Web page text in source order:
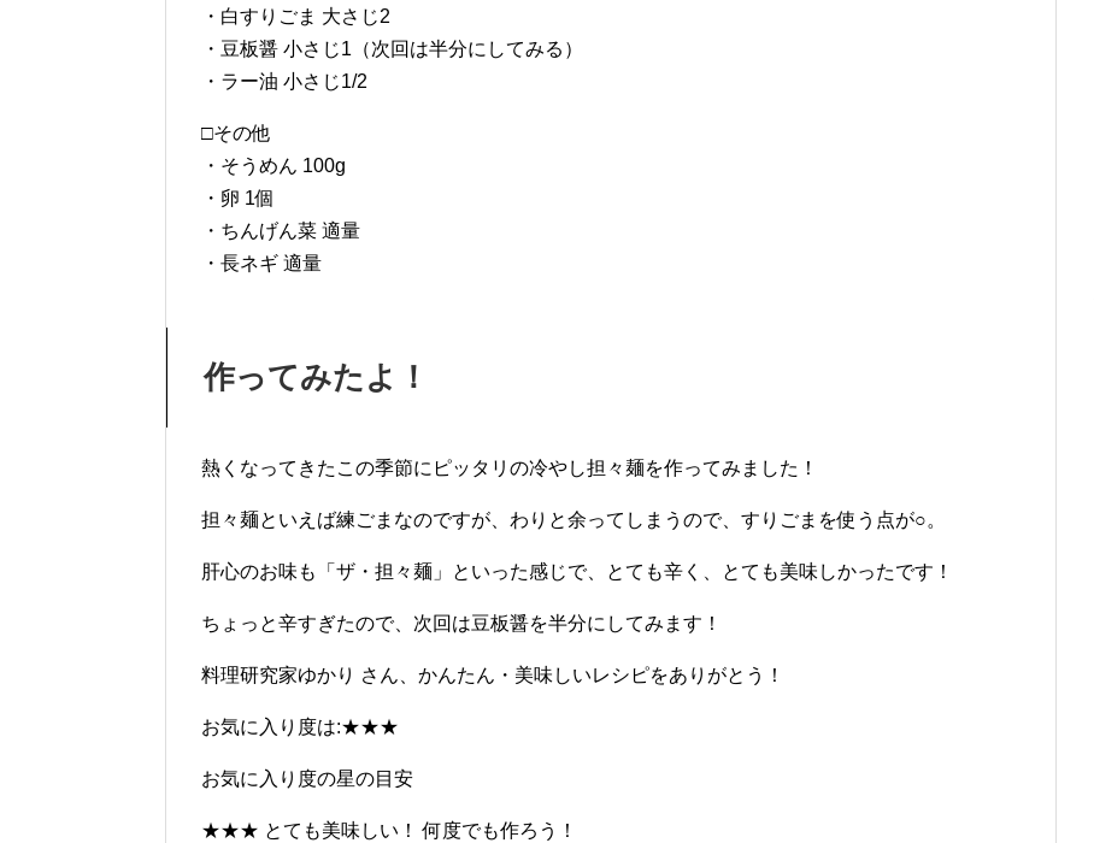
・白すりごま 大さじ2
・豆板醤 小さじ1（次回は半分にしてみる）
・ラー油 小さじ1/2
□その他
・そうめん 100g
・卵 1個
・ちんげん菜 適量
・長ネギ 適量
作ってみたよ！
熱くなってきたこの季節にピッタリの冷やし担々麺を作ってみました！
担々麺といえば練ごまなのですが、わりと余ってしまうので、すりごまを使う点が○。
肝心のお味も「ザ・担々麺」といった感じで、とても辛く、とても美味しかったです！
ちょっと辛すぎたので、次回は豆板醤を半分にしてみます！
料理研究家ゆかり さん、かんたん・美味しいレシピをありがとう！
お気に入り度は:★★★
お気に入り度の星の目安
★★★ とても美味しい！ 何度でも作ろう！